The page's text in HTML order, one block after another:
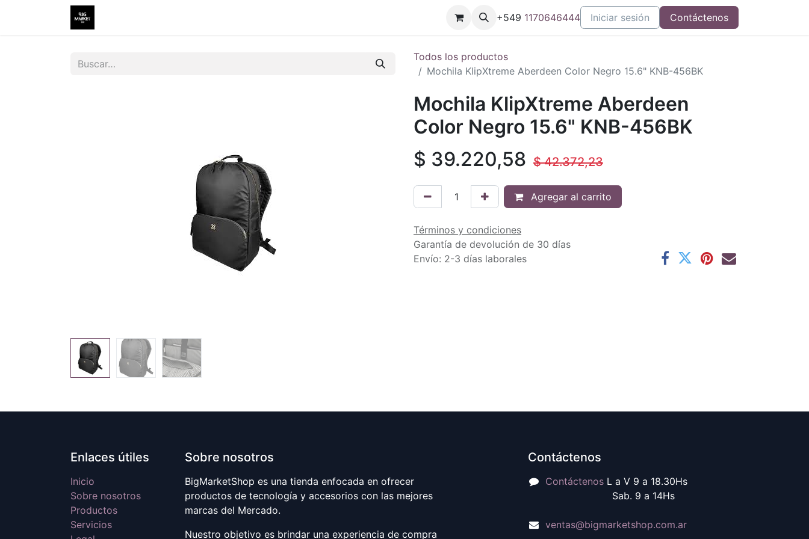
+549 1170646444 Iniciar sesión Contáctenos
Todos los productos
Mochila KlipXtreme Aberdeen Color Negro 15.6" KNB-456BK
Mochila KlipXtreme Aberdeen
Color Negro 15.6" KNB-456BK
$ 39.220,58 $42.372,23
Agregar al carrito
Términos y condiciones
Garantía de devolución de 30 días
Envío: 2-3 días laborales
Enlaces útiles
Inicio
Sobre nosotros
Productos
Servicios
Sobre nosotros
BigMarketShop es una tienda enfocada en ofrecer
productos de tecnología y accesorios con las mejores
marcas del Mercado.
Nuestro objetivo es brindar una experiencia de compra
Contáctenos
ContáctenosL a V 9 a 18.30Hs
Sab. 9 a 14Hs
ventas@bigmarketshop.com.ar